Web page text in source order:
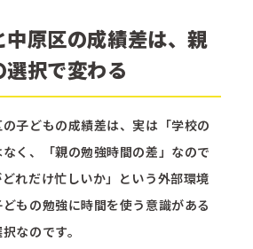
中原区の成績差は、親
択で変わる
子どもの成績差は、実は「学校の
く、「親の勉強時間の差」なので
れだけ忙しいか」という外部環境
もの勉強に時間を使う意識がある
なのです。